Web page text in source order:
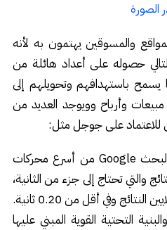
الصورة
والمسوقين يهتمون به لأنه
حصوله على أعداد هائلة من
باستهدافهم وتحويلهم إلى
وأرباح وويوجد العديد من
للاعتماد على جوجل مثل:
: يعتبر محرك البحث Google من أسرع محركات
والتي تحتاج إلى جزء من الثانية،
فهو قادر على تقديم ملايين النتائج وفي أقل من 0.20 ثانية.
التحتية القوية المبني عليها